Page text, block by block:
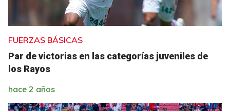
FUERZAS BÁSICAS
Par de victorias en las categorías juveniles de
los Rayos
hace 2 años